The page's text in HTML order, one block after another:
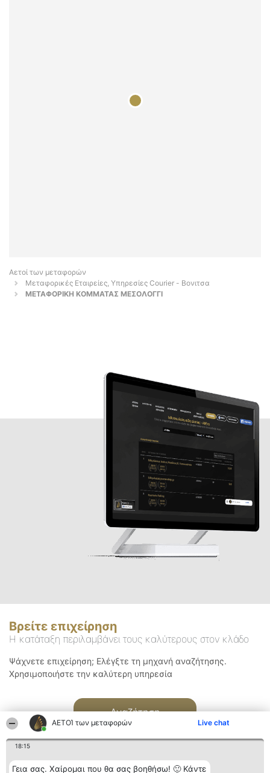
ΑΕΤΟΊ των μεταφορών Live chat
18:15
Γεια σας. Χαίρομαι που θα σας βοηθήσω! 🙂 Κάντε
Αετοί των μεταφορών
Μεταφορικές Εταιρείες, Υπηρεσίες Courier - Βονιτσα
ΜΕΤΑΦΟΡΙΚΗ ΚΟΜΜΑΤΑΣ ΜΕΣΟΛΟΓΓΙ
Βρείτε επιχείρηση
Η κατάταξη περιλαμβάνει τους καλύτερους στον κλάδο
Ψάχνετε επιχείρηση; Ελέγξτε τη μηχανή αναζήτησης.
Χρησιμοποιήστε την καλύτερη υπηρεσία
Αναζήτηση